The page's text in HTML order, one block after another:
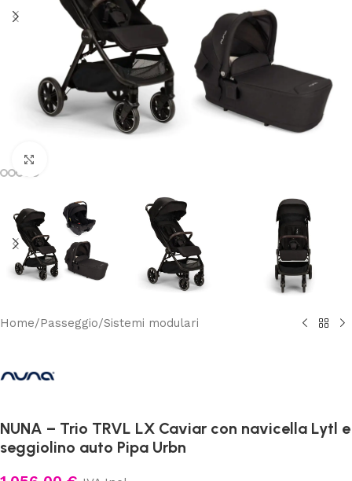
Home/Passeggio/Sistemi modulari
NUNA – Trio TRVL LX Caviar con navicella Lytl e
seggiolino auto Pipa Urbn